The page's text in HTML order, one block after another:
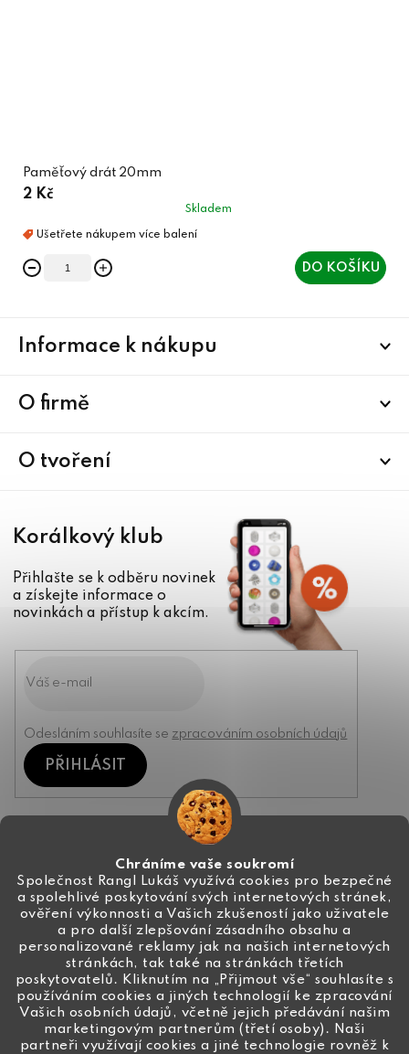
Chráníme vaše soukromí
Společnost Rangl Lukáš využívá cookies pro bezpečné
a spolehlivé poskytování svých internetových stránek,
ověření výkonnosti a Vašich zkušeností jako uživatele
a pro další zlepšování zásadního obsahu a
personalizované reklamy jak na našich internetových
stránkách, tak také na stránkách třetích
poskytovatelů. Kliknutím na „Přijmout vše“ souhlasíte s
používáním cookies a jiných technologií ke zpracování
Vašich osobních údajů, včetně jejich předávání našim
marketingovým partnerům (třetí osoby). Naši
partneři využívají cookies a jiné technologie rovněž k
Paměťový drát 20mm
2 Kč
Skladem
DO KOŠÍKU
Informace k nákupu
O firmě
O tvoření
Korálkový klub
Přihlašte se k odběru novinek
a získejte informace o
novinkách a přístup k akcím.
Odesláním souhlasíte se zpracováním osobních údajů
PŘIHLÁSIT
info@ceske-koralky.cz
+420 774 444 191